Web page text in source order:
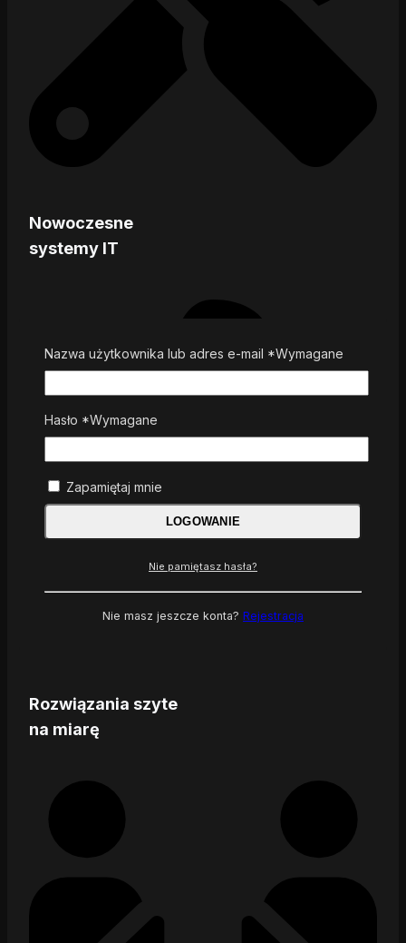
Nowoczesne
systemy IT
Rozwiązania szyte
na miarę
Nazwa użytkownika lub adres e-mail *Wymagane
Hasło *Wymagane
Zapamiętaj mnie
LOGOWANIE
Nie pamiętasz hasła?
Nie masz jeszcze konta? Rejestracja